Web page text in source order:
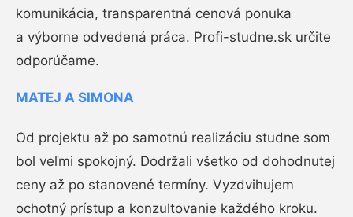
komunikácia, transparentná cenová ponuka
a výborne odvedená práca. Profi-studne.sk určite
odporúčame.
MATEJ A SIMONA
Od projektu až po samotnú realizáciu studne som
bol veľmi spokojný. Dodržali všetko od dohodnutej
ceny až po stanovené termíny. Vyzdvihujem
ochotný prístup a konzultovanie každého kroku.